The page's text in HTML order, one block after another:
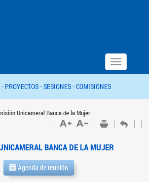
Toggle
navigation
- PROYECTOS -SESIONES -COMISIONES
Unicameral Banca de la Mujer
BANCA DE LA MUJER
Agenda de reunión